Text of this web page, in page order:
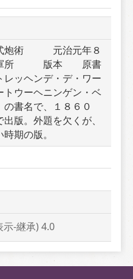
術　　　元治元年８
所　　　版本　　原書
レッヘンデ・デ・ワー
ウーヘニンゲン・ベ
書名で、１８６０
版。外題を欠くが、
期の版。
示-継承) 4.0